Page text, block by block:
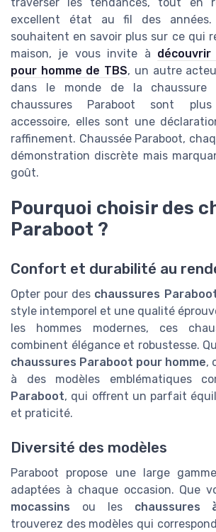
excellent état au fil des
souhaitent en savoir plus sur ce qui
maison, je vous invite à
pour homme de TBS, un autre
dans le monde de la chaussure
chaussures Paraboot sont
accessoire, elles sont une
raffinement. Chaussée Paraboot,
démonstration discrète mais
goût.
Pourquoi choisir des
Paraboot ?
Confort et durabilité au
Opter pour des chaussures
style intemporel et une qualité
les hommes modernes, ces
combinent élégance et robustesse.
chaussures Paraboot pour homme,
à des modèles emblématiques
Paraboot, qui offrent un parfait
et praticité.
Diversité des modèles
Paraboot propose une large
adaptées à chaque occasion. Que
mocassins ou les chaussures
trouverez des modèles qui